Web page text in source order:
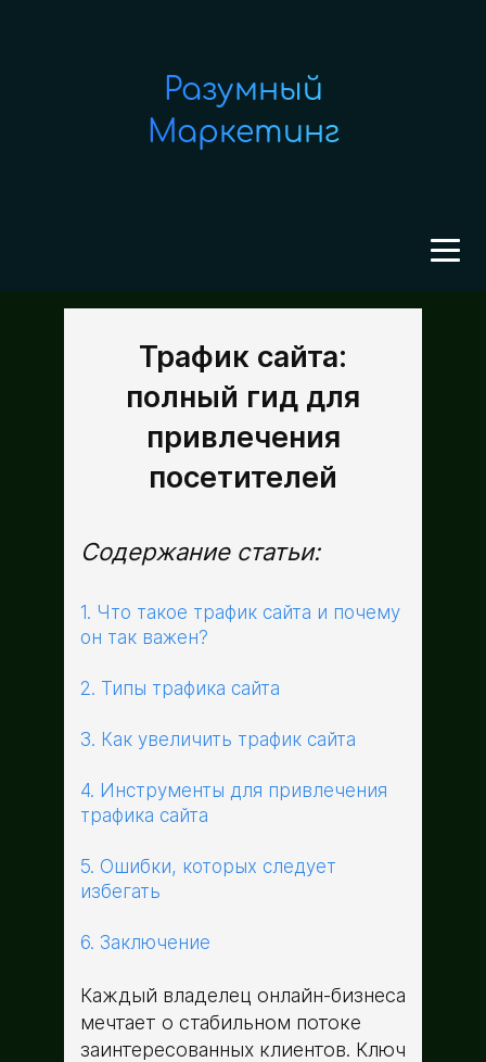
Разумный
Маркетинг
Трафик сайта:
полный гид для
привлечения
посетителей
Содержание статьи:
1. Что такое трафик сайта и почему
он так важен?
2. Типы трафика сайта
3. Как увеличить трафик сайта
4. Инструменты для привлечения
трафика сайта
5. Ошибки, которых следует
избегать
6. Заключение
Каждый владелец онлайн-бизнеса
мечтает о стабильном потоке
заинтересованных клиентов. Ключ